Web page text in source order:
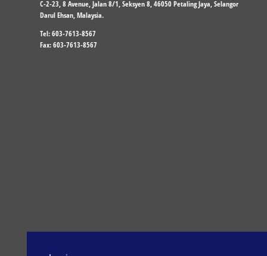
C-2-23, 8 Avenue, Jalan 8/1, Seksyen 8, 46050 Petaling Jaya, Selangor
Darul Ehsan, Malaysia.
Tel: 603-7613-8567
Fax: 603-7613-8567